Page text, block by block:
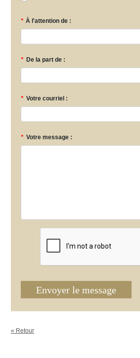
* À l'attention de :
* De la part de :
* Votre courriel :
* Votre message :
Envoyer le message
« Retour